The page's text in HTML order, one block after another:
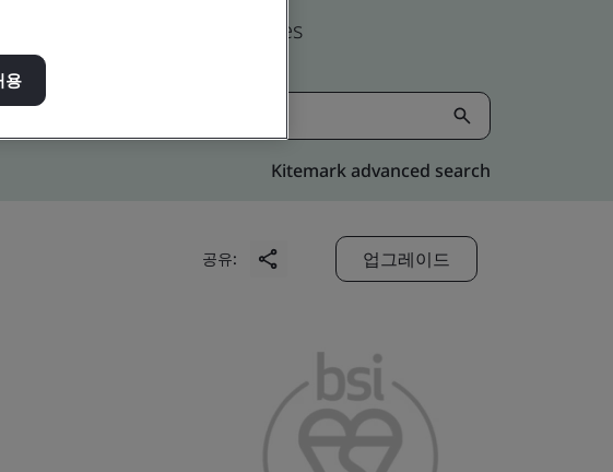
and global companies
Kitemark advanced search
공유: 업그레이드
용